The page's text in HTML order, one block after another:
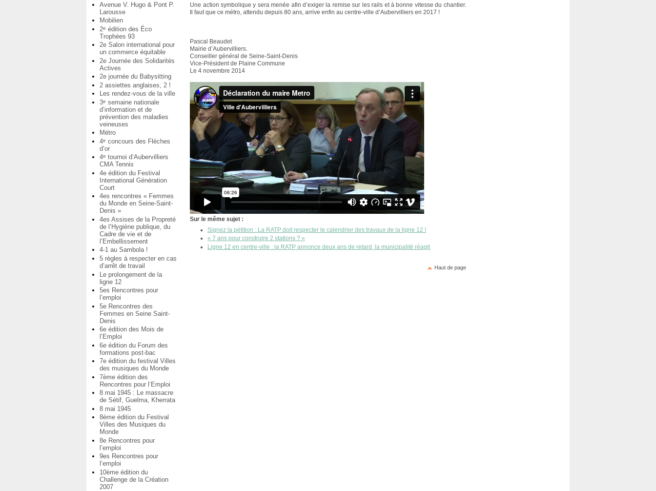
Avenue V. Hugo & Pont P.
Larousse
Mobilien
2e édition des Éco
Trophées 93
2e Salon international pour
un commerce équitable
2e Journée des Solidarités
Actives
2e journée du Babysitting
2 assiettes anglaises, 2 !
Les rendez-vous de la ville
3e semaine nationale
d’information et de
prévention des maladies
veineuses
Métro
4e concours des Flèches
d’or
4e tournoi d’Aubervilliers
CMA Tennis
4e édition du Festival
International Génération
Court
4es rencontres « Femmes
du Monde en Seine-Saint-
Denis »
4es Assises de la Propreté
de l’Hygiène publique, du
Cadre de vie et de
l’Embellissement
4-1 au Sambola !
5 règles à respecter en cas
d’arrêt de travail
Le prolongement de la
ligne 12
5es Rencontres pour
l’emploi
5e Rencontres des
Femmes en Seine Saint-
Denis
6e édition des Mois de
l’Emploi
6e édition du Forum des
formations post-bac
7e édition du festival Villes
des musiques du Monde
7ème édition des
Rencontres pour l’Emploi
8 mai 1945 : Le massacre
de Sétif, Guelma, Kherrata
8 mai 1945
8ème édition du Festival
Villes des Musiques du
Monde
8e Rencontres pour
l’emploi
9es Rencontres pour
l’emploi
10ème édition du
Challenge de la Création
2007
Une action symbolique y sera menée afin d’exiger la remise sur les rails et à bonne vitesse du chantier.
Il faut que ce métro, attendu depuis 80 ans, arrive enfin au centre-ville d’Aubervilliers en 2017 !
Pascal Beaudet
Mairie d’Aubervilliers.
Conseiller général de Seine-Saint-Denis
Vice-Président de Plaine Commune
Le 4 novembre 2014
Sur le même sujet :
Signez la pétition : La RATP doit respecter le calendrier des travaux de la ligne 12 !
« 7 ans pour construire 2 stations ? »
Ligne 12 en centre-ville : la RATP annonce deux ans de retard, la municipalité réagit
Haut de page